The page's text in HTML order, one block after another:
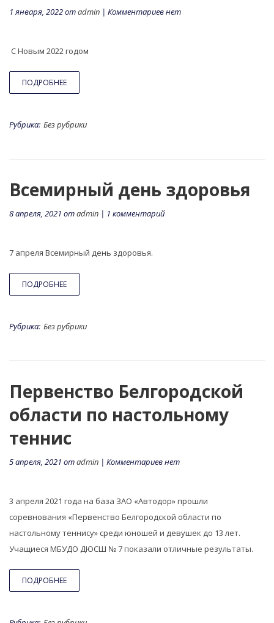
1 января, 2022 отadmin | Комментариев нет
С Новым 2022 годом
ПОДРОБНЕЕ
Рубрика: Без рубрики
Всемирный день здоровья
8 апреля, 2021 отadmin | 1 комментарий
7 апреля Всемирный день здоровья.
ПОДРОБНЕЕ
Рубрика: Без рубрики
Первенство Белгородской
области по настольному
теннис
5 апреля, 2021 отadmin | Комментариев нет
3 апреля 2021 года на база ЗАО «Автодор» прошли
соревнования «Первенство Белгородской области по
настольному теннису» среди юношей и девушек до 13 лет.
Учащиеся МБУДО ДЮСШ № 7 показали отличные результаты.
ПОДРОБНЕЕ